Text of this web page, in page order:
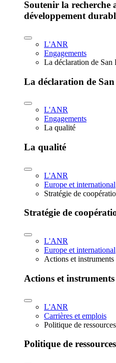
Soutenir la recherche
développement
L'ANR
Engagements
La déclaration de San
La déclaration de
L'ANR
Engagements
La qualité
La qualité
L'ANR
Europe et international
Stratégie de
Stratégie de
L'ANR
Europe et international
Actions et instruments
Actions et instruments
L'ANR
Carrières et emplois
Politique de
Politique de